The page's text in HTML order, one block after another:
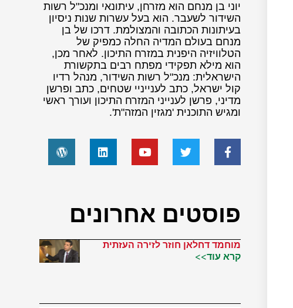
יוני בן מנחם הוא מזרחן, עיתונאי ומנכ"ל רשות
השידור לשעבר. הוא בעל עשרות שנות ניסיון
בעיתונות הכתובה והמצולמת. דרכו של בן
מנחם בעולם המדיה החלה כמפיק של
הטלוויזיה היפנית במזרח התיכון. לאחר מכן,
הוא מילא תפקידי מפתח רבים בתקשורת
הישראלית: מנכ"ל רשות השידור, מנהל רדיו
קול ישראל, כתב לענייניי שטחים, כתב ופרשן
מדיני, פרשן לענייני המזרח התיכון ועורך ראשי
ומגיש התוכנית 'מגזין המזה"ת'.
פוסטים אחרונים
מוחמד דחלאן חוזר לזירה העזתית
קרא עוד>>